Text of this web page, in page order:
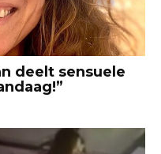
deelt sensuele